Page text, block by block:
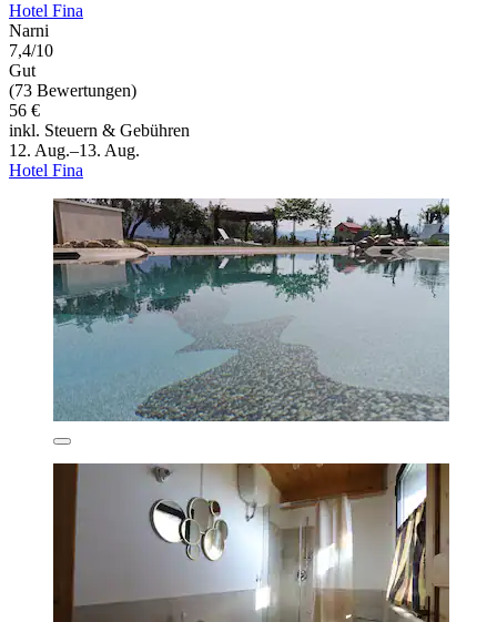
Hotel Fina
Narni
7,4/10
Gut
(73 Bewertungen)
56 €
inkl. Steuern & Gebühren
12. Aug.–13. Aug.
Hotel Fina